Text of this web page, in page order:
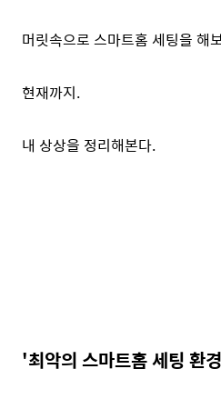
머릿속으로 스마트홈 세팅을 해
현재까지.
내 상상을 정리해본다.
'최악의 스마트홈 세팅 환